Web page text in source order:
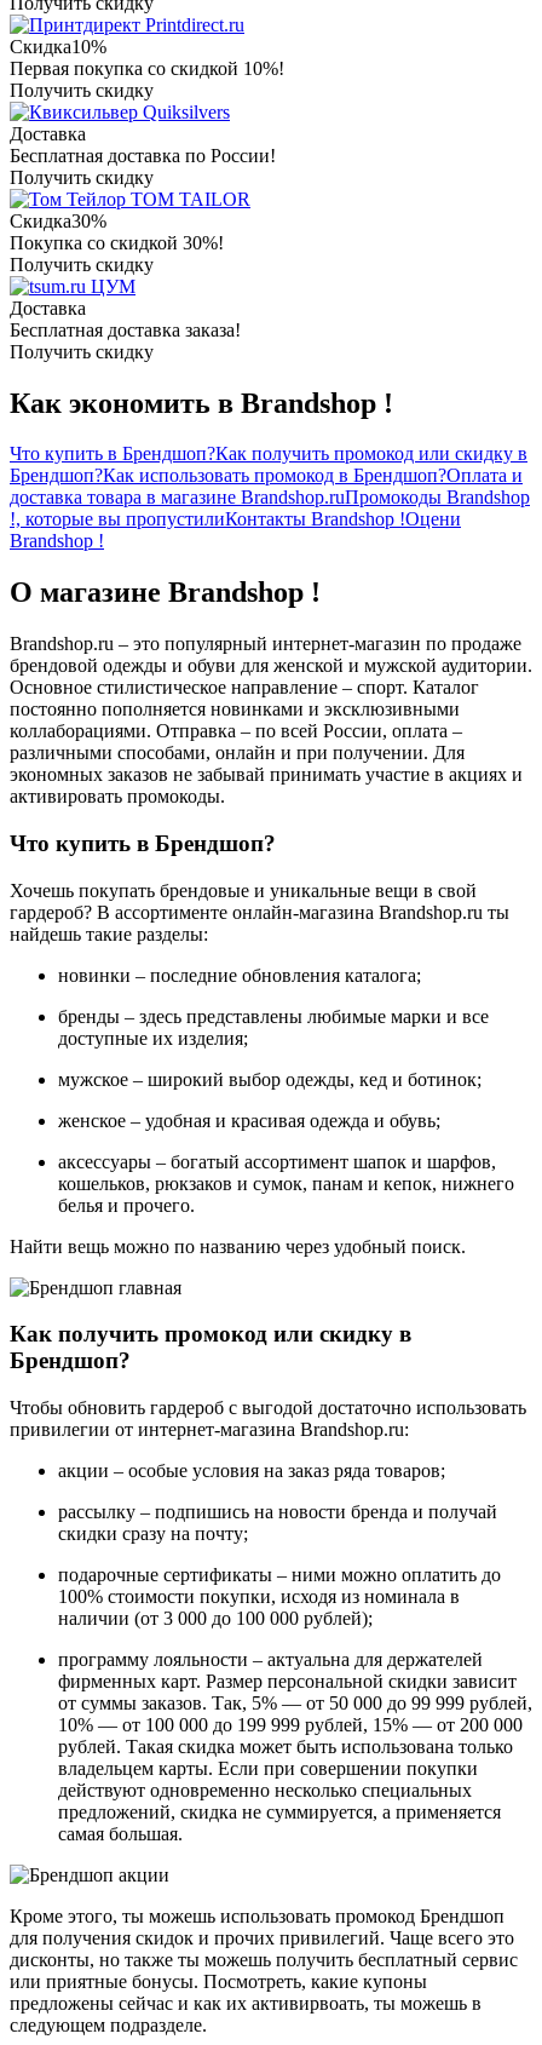
Printdirect.ru
Скидка10%
Первая покупка со скидкой 10%!
Получить скидку
Quiksilvers
Доставка
Бесплатная доставка по России!
Получить скидку
TOM TAILOR
Скидка30%
Покупка со скидкой 30%!
Получить скидку
ЦУМ
Доставка
Бесплатная доставка заказа!
Получить скидку
Как экономить в Brandshop !
Что купить в Брендшоп?Как получить промокод или скидку в
Брендшоп?Как использовать промокод в Брендшоп?Оплата и
доставка товара в магазине Brandshop.ruПромокоды Brandshop
!, которые вы пропустилиКонтакты Brandshop !Оцени
Brandshop !
О магазине Brandshop !
Brandshop.ru – это популярный интернет-магазин по продаже
брендовой одежды и обуви для женской и мужской аудитории.
Основное стилистическое направление – спорт. Каталог
постоянно пополняется новинками и эксклюзивными
коллаборациями. Отправка – по всей России, оплата –
различными способами, онлайн и при получении. Для
экономных заказов не забывай принимать участие в акциях и
активировать промокоды.
Что купить в Брендшоп?
Хочешь покупать брендовые и уникальные вещи в свой
гардероб? В ассортименте онлайн-магазина Brandshop.ru ты
найдешь такие разделы:
новинки – последние обновления каталога;
бренды – здесь представлены любимые марки и все
доступные их изделия;
мужское – широкий выбор одежды, кед и ботинок;
женское – удобная и красивая одежда и обувь;
аксессуары – богатый ассортимент шапок и шарфов,
кошельков, рюкзаков и сумок, панам и кепок, нижнего
белья и прочего.
Найти вещь можно по названию через удобный поиск.
Как получить промокод или скидку в
Брендшоп?
Чтобы обновить гардероб с выгодой достаточно использовать
привилегии от интернет-магазина Brandshop.ru:
акции – особые условия на заказ ряда товаров;
рассылку – подпишись на новости бренда и получай
скидки сразу на почту;
подарочные сертификаты – ними можно оплатить до
100% стоимости покупки, исходя из номинала в
наличии (от 3 000 до 100 000 рублей);
программу лояльности – актуальна для держателей
фирменных карт. Размер персональной скидки зависит
от суммы заказов. Так, 5% — от 50 000 до 99 999 рублей,
10% — от 100 000 до 199 999 рублей, 15% — от 200 000
рублей. Такая скидка может быть использована только
владельцем карты. Если при совершении покупки
действуют одновременно несколько специальных
предложений, скидка не суммируется, а применяется
самая большая.
Кроме этого, ты можешь использовать промокод Брендшоп
для получения скидок и прочих привилегий. Чаще всего это
дисконты, но также ты можешь получить бесплатный сервис
или приятные бонусы. Посмотреть, какие купоны
предложены сейчас и как их активирвоать, ты можешь в
следующем подразделе.